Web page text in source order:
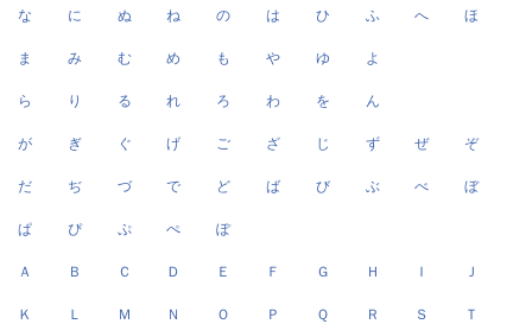
な に ぬ ね の は ひ ふ へ ほ
ま み む め も や ゆ よ
ら り る れ ろ わ を ん
が ぎ ぐ げ ご ざ じ ず ぜ ぞ
だ ぢ づ で ど ば び ぶ べ ぼ
ぱ ぴ ぷ ぺ ぽ
Ａ Ｂ Ｃ Ｄ Ｅ Ｆ Ｇ Ｈ Ｉ Ｊ
Ｋ Ｌ Ｍ Ｎ Ｏ Ｐ Ｑ Ｒ Ｓ Ｔ